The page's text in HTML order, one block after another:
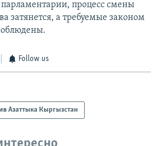
парламентарии, процесс смены
затянется, а требуемые законом
Follow us
Азаттыка Кыргызстан